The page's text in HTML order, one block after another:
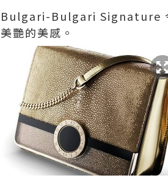
Bulgari-Bulgari Signature 今
美艷的美感。